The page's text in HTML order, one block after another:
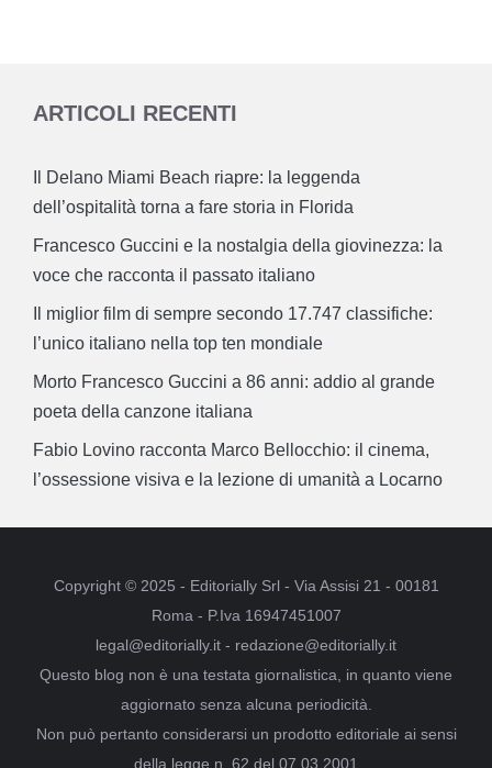
ARTICOLI RECENTI
Il Delano Miami Beach riapre: la leggenda
dell’ospitalità torna a fare storia in Florida
Francesco Guccini e la nostalgia della giovinezza: la
voce che racconta il passato italiano
Il miglior film di sempre secondo 17.747 classifiche:
l’unico italiano nella top ten mondiale
Morto Francesco Guccini a 86 anni: addio al grande
poeta della canzone italiana
Fabio Lovino racconta Marco Bellocchio: il cinema,
l’ossessione visiva e la lezione di umanità a Locarno
Copyright © 2025 - Editorially Srl - Via Assisi 21 - 00181
Roma - P.Iva 16947451007
legal@editorially.it - redazione@editorially.it
Questo blog non è una testata giornalistica, in quanto viene
aggiornato senza alcuna periodicità.
Non può pertanto considerarsi un prodotto editoriale ai sensi
della legge n. 62 del 07.03.2001